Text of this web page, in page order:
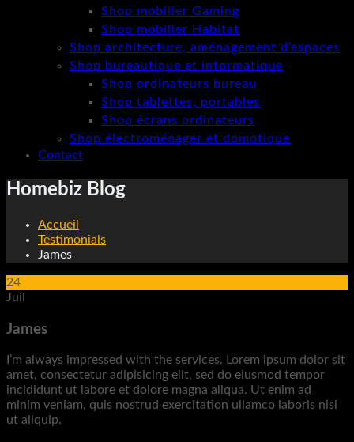
Shop mobilier Gaming
Shop mobilier Habitat
Shop architecture, aménagement d’espaces
Shop bureautique et informatique
Shop ordinateurs bureau
Shop tablettes, portables
Shop écrans ordinateurs
Shop électroménager et domotique
Contact
Homebiz Blog
Accueil
Testimonials
James
24
Juil
James
I’m always impressed with the services. Lorem ipsum dolor sit
amet, consectetur adipisicing elit, sed do eiusmod tempor
incididunt ut labore et dolore magna aliqua. Ut enim ad
minim veniam, quis nostrud exercitation ullamco laboris nisi
ut aliquip.